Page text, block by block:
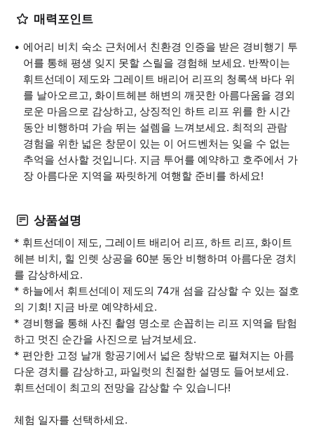
매력포인트
에어리 비치 숙소 근처에서 친환경 인증을 받은 경비행기 투
어를 통해 평생 잊지 못할 스릴을 경험해 보세요. 반짝이는
휘트선데이 제도와 그레이트 배리어 리프의 청록색 바다 위
를 날아오르고, 화이트헤븐 해변의 깨끗한 아름다움을 경외
로운 마음으로 감상하고, 상징적인 하트 리프 위를 한 시간
동안 비행하며 가슴 뛰는 설렘을 느껴보세요. 최적의 관람
경험을 위한 넓은 창문이 있는 이 어드벤처는 잊을 수 없는
추억을 선사할 것입니다. 지금 투어를 예약하고 호주에서 가
장 아름다운 지역을 짜릿하게 여행할 준비를 하세요!
상품설명
* 휘트선데이 제도, 그레이트 배리어 리프, 하트 리프, 화이트
헤븐 비치, 힐 인렛 상공을 60분 동안 비행하며 아름다운 경치
를 감상하세요.
* 하늘에서 휘트선데이 제도의 74개 섬을 감상할 수 있는 절호
의 기회! 지금 바로 예약하세요.
* 경비행을 통해 사진 촬영 명소로 손꼽히는 리프 지역을 탐험
하고 멋진 순간을 사진으로 남겨보세요.
* 편안한 고정 날개 항공기에서 넓은 창밖으로 펼쳐지는 아름
다운 경치를 감상하고, 파일럿의 친절한 설명도 들어보세요.
휘트선데이 최고의 전망을 감상할 수 있습니다!
체험 일자를 선택하세요.